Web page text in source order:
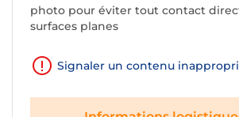
photo pour éviter tout contact
surfaces planes
Signaler un contenu